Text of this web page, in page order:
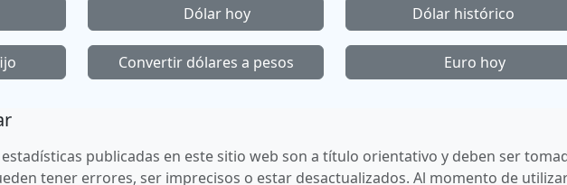
Dólar hoy Dólar histórico
Convertir dólares a pesos Euro hoy
publicadas en este sitio web son a título orientativo y deben ser
tener errores, ser imprecisos o estar desactualizados. Al momento de